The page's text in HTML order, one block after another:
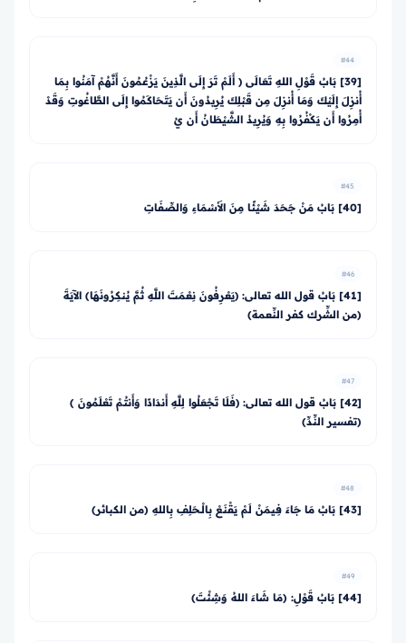
#44
[39] بَابُ قَوْلِ اللهِ تَعَالَى ﴿ أَلَمْ تَرَ إِلَى الَّذِينَ يَزْعُمُونَ أَنَّهُمْ آمَنُوا بِمَا
أُنزِلَ إِلَيْكَ وَمَا أُنزِلَ مِن قَبْلِكَ يُرِيدُونَ أَن يَتَحَاكَمُوا إِلَى الطَّاغُوتِ وَقَدْ
أُمِرُوا أَن يَكْفُرُوا بِهِ وَيُرِيدُ الشَّيْطَانُ أَن يُ
#45
[40] بَابُ مَنْ جَحَدَ شَيْئًا مِنَ الأَسْمَاءِ وَالصِّفَاتِ
#46
[41] بَابُ قول الله تعالى: ﴿يَعْرِفُونَ نِعْمَتَ اللَّهِ ثُمَّ يُنكِرُونَهَا﴾ الآيَةَ
(من الشِّرك كفر النِّعمة)
#47
[42] بَابُ قول الله تعالى: ﴿فَلَا تَجْعَلُوا لِلَّهِ أَندَادًا وَأَنتُمْ تَعْلَمُونَ ﴾
(تفسير النِّدِّ)
#48
[43] بَابُ مَا جَاءَ فِيمَنْ لَمْ يَقْنَعْ بِالْـحَلِفِ بِاللهِ (من الكبائر)
#49
[44] بَابُ قَوْلِ: (مَا شَاءَ اللهُ وَشِئْتَ)